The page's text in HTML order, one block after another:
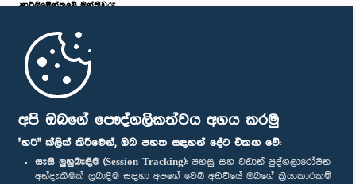
අපි ඔබගේ පෞද්ගලිකත්වය අගය කරමු
"හරි" ක්ලික් කිරීමෙන්, ඔබ පහත සඳහන් දේට එකඟ වේ:
සැසි ලුහුබැඳීම (Session Tracking): පහසු සහ වඩාත් පුද්ගලාරෝපිත
අත්දැකීමක් ලබාදීම සඳහා අපගේ වෙබ් අඩවියේ ඔබගේ ක්‍රියාකාරකම්
පාර්ලි‌මේන්තුවේ මන්ත්‍රීවරු
මුල් පිටුව
පාර්ලිමේන්තු ජංගම යෙදුම